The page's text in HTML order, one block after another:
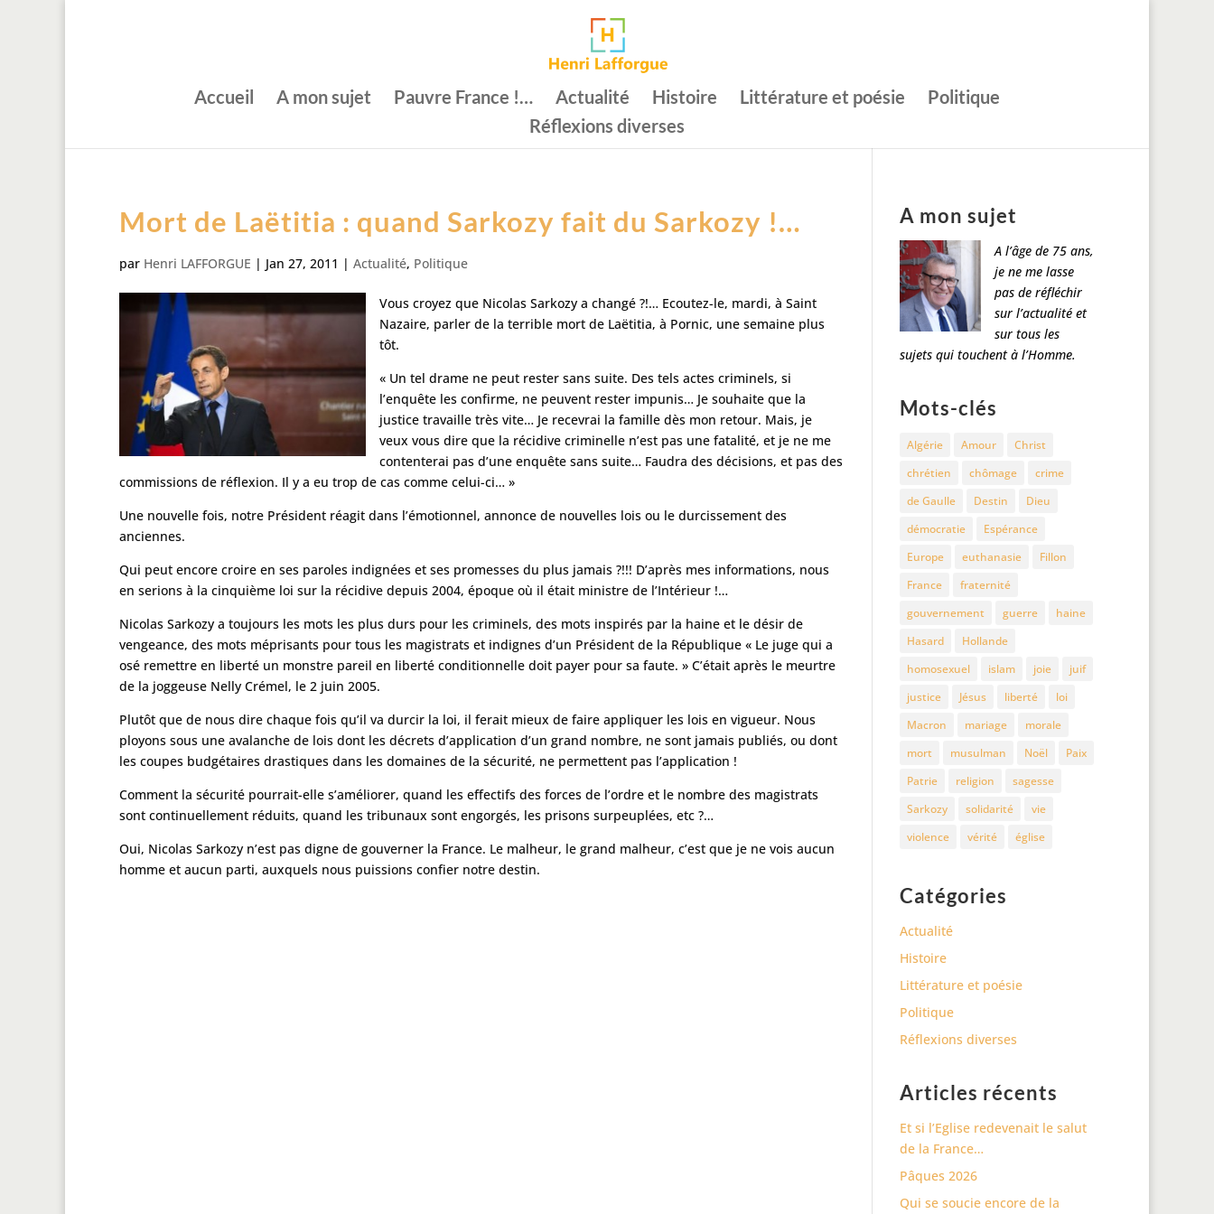
Accueil A mon sujet Pauvre France !… Actualité Histoire Littérature et poésie
Politique
Réflexions diverses
Mort de Laëtitia : quand Sarkozy fait du Sarkozy !…
par Henri LAFFORGUE | Jan 27, 2011 | Actualité, Politique
Vous croyez que Nicolas Sarkozy a changé ?!… Ecoutez-le, mardi, à Saint
Nazaire, parler de la terrible mort de Laëtitia, à Pornic, une semaine plus
tôt.
« Un tel drame ne peut rester sans suite. Des tels actes criminels, si
l’enquête les confirme, ne peuvent rester impunis… Je souhaite que la
justice travaille très vite… Je recevrai la famille dès mon retour. Mais, je
veux vous dire que la récidive criminelle n’est pas une fatalité, et je ne me
contenterai pas d’une enquête sans suite… Faudra des décisions, et pas des
commissions de réflexion. Il y a eu trop de cas comme celui-ci… »
Une nouvelle fois, notre Président réagit dans l’émotionnel, annonce de nouvelles lois ou le durcissement des
anciennes.
Qui peut encore croire en ses paroles indignées et ses promesses du plus jamais ?!!! D’après mes informations, nous
en serions à la cinquième loi sur la récidive depuis 2004, époque où il était ministre de l’Intérieur !…
Nicolas Sarkozy a toujours les mots les plus durs pour les criminels, des mots inspirés par la haine et le désir de
vengeance, des mots méprisants pour tous les magistrats et indignes d’un Président de la République « Le juge qui a
osé remettre en liberté un monstre pareil en liberté conditionnelle doit payer pour sa faute. » C’était après le meurtre
de la joggeuse Nelly Crémel, le 2 juin 2005.
Plutôt que de nous dire chaque fois qu’il va durcir la loi, il ferait mieux de faire appliquer les lois en vigueur. Nous
ployons sous une avalanche de lois dont les décrets d’application d’un grand nombre, ne sont jamais publiés, ou dont
les coupes budgétaires drastiques dans les domaines de la sécurité, ne permettent pas l’application !
Comment la sécurité pourrait-elle s’améliorer, quand les effectifs des forces de l’ordre et le nombre des magistrats
sont continuellement réduits, quand les tribunaux sont engorgés, les prisons surpeuplées, etc ?…
Oui, Nicolas Sarkozy n’est pas digne de gouverner la France. Le malheur, le grand malheur, c’est que je ne vois aucun
homme et aucun parti, auxquels nous puissions confier notre destin.
A mon sujet
A l’âge de 75 ans,
je ne me lasse
pas de réfléchir
sur l’actualité et
sur tous les
sujets qui touchent à l’Homme.
Mots-clés
Algérie Amour
Christ
chrétien
chômage
crime
de Gaulle
Destin
Dieu
démocratie
Espérance
Europe
euthanasie
Fillon
France
fraternité
gouvernement
guerre
haine
Hasard
Hollande
homosexuel
islam joie
juif
justice
Jésus liberté
loi
Macron
mariage
morale
mort
musulman Noël
Paix
Patrie
religion
sagesse
Sarkozy
solidarité
vie
violence
vérité église
Catégories
Actualité
Histoire
Littérature et poésie
Politique
Réflexions diverses
Articles récents
Et si l’Eglise redevenait le salut
de la France…
Pâques 2026
Qui se soucie encore de la